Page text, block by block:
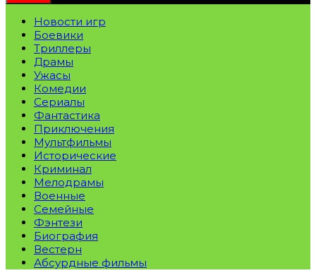
Новости игр
Боевики
Триллеры
Драмы
Ужасы
Комедии
Сериалы
Фантастика
Приключения
Мультфильмы
Исторические
Криминал
Мелодрамы
Военные
Семейные
Фэнтези
Биография
Вестерн
Абсурдные фильмы